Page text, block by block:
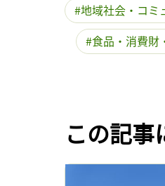
地域社会・コミ
食品・消費財
この記事